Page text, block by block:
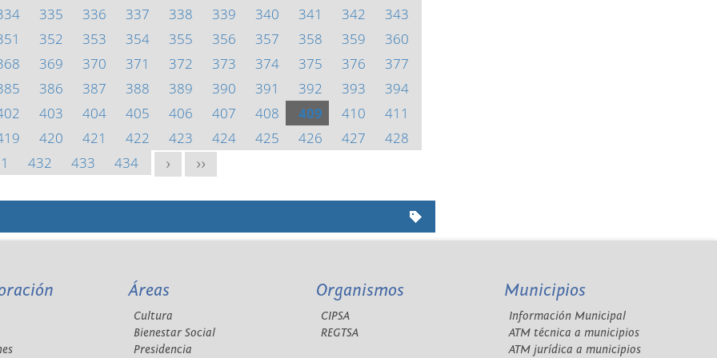
335 336 337 338 339 340 341 342
343
352 353 354 355 356 357 358 359
360
369 370 371 372 373 374 375 376
377
386 387 388 389 390 391 392 393
394
403 404 405 406 407 408 409 410
411
420 421 422 423 424 425 426 427
428
432 433 434 > >>
Áreas
Cultura
Bienestar Social
Presidencia
Organismos
CIPSA
REGTSA
Municipios
Información Municipal
ATM técnica a municipios
ATM jurídica a municipios